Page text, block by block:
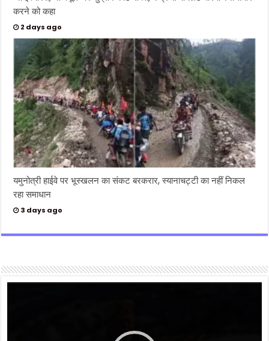
करने को कहा
2 days ago
यमुनोत्री हाईवे पर भूस्खलन का संकट बरकरार, स्यानाचट्टी का नहीं निकल
रहा समाधान
3 days ago
Video